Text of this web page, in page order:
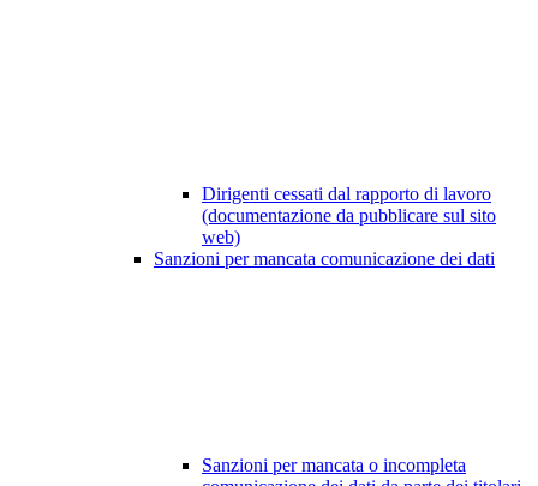
Dirigenti cessati dal rapporto di lavoro
(documentazione da pubblicare sul sito
web)
Sanzioni per mancata comunicazione dei dati
Sanzioni per mancata o incompleta